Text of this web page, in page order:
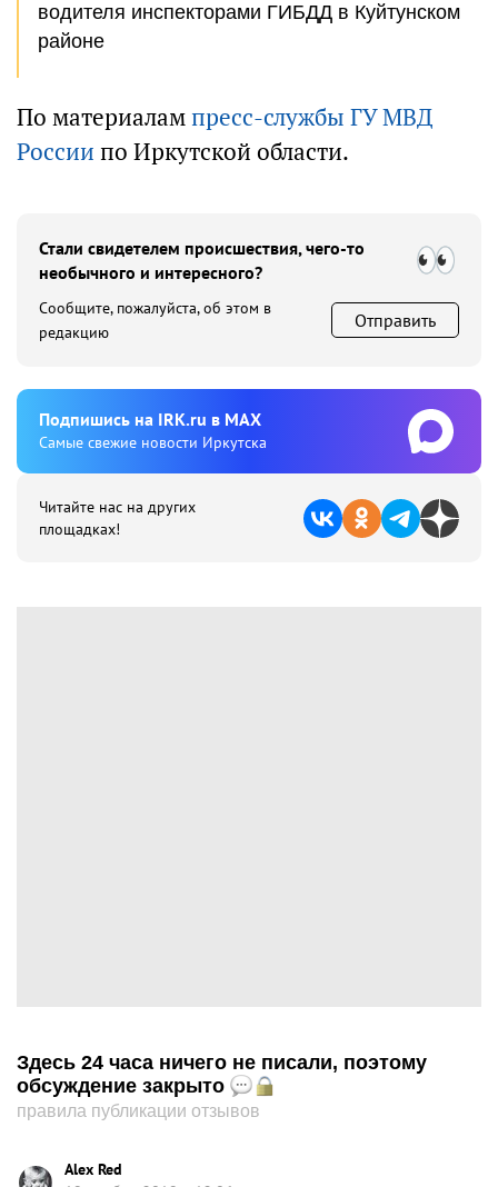
водителя инспекторами ГИБДД в Куйтунском
районе
По материалампресс-службы ГУ МВД
России по Иркутской области.
Стали свидетелем происшествия, чего-то
необычного и интересного?
Сообщите, пожалуйста, об этом в
редакцию
Отправить
Подпишиcь на IRK.ru в MAX
Cамые свежие новости Иркутска
Читайте нас на других
площадках!
Здесь 24 часа ничего не писали, поэтому
обсуждение закрыто
правила публикации отзывов
Alex Red